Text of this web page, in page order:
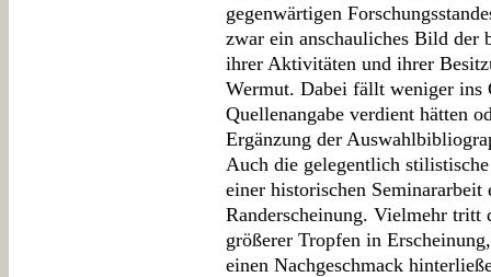
gegenwärtigen
zwar ein anschauliches Bild der
ihrer Aktivitäten und ihrer
Wermut. Dabei fällt weniger ins
Quellenangabe verdient hätten
Ergänzung der
Auch die gelegentlich
einer historischen
Randerscheinung. Vielmehr
größerer Tropfen in
einen Nachgeschmack